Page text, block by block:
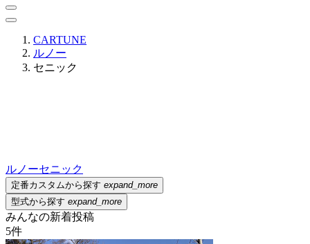
CARTUNE
ルノー
セニック
ルノーセニック
定番カスタムから探す expand_more
型式から探す expand_more
みんなの新着投稿
5件